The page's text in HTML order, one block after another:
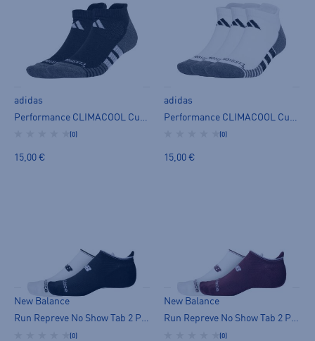
adidas
(0)
15,00 €
adidas
(0)
15,00 €
New Balance
Run Repreve No Show Tab 2 Pack - miesten varrettomat sukat
(0)
New Balance
Run Repreve No Show Tab 2 Pack - miesten varrettomat sukat
(0)